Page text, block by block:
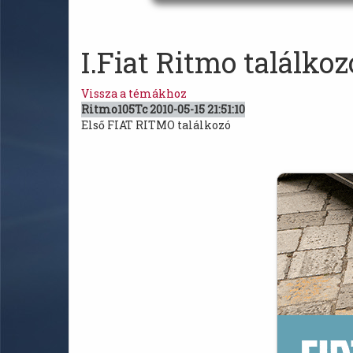
I.Fiat Ritmo
Vissza a témákhoz
Ritmo105Tc2010-05-15 21:51:10
Első FIAT RITMO találkozó